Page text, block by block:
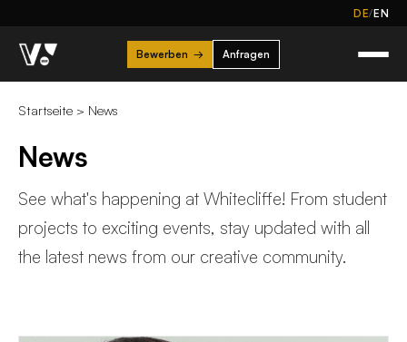
DE/EN
Bewerben → Anfragen
Startseite > News
News
See what's happening at Whitecliffe! From student
projects to exciting events, stay updated with all
the latest news from our creative community.